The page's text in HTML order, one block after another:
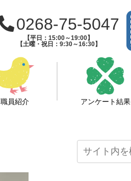
0268-75-5047
【平日：15:00～19:00】
【土曜・祝日：9:30～16:30】
職員紹介 アンケート結果